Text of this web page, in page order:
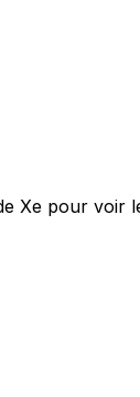
Xe pour voir